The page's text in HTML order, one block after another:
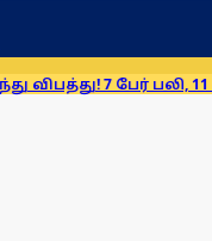
பேர் பலி, 11 பேர் காயம்!